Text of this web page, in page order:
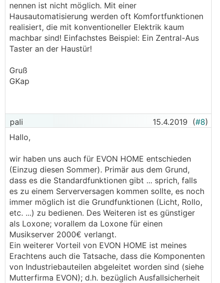
nennen ist nicht möglich. Mit einer
Hausautomatisierung werden oft Komfortfunktionen
realisiert, die mit konventioneller Elektrik kaum
machbar sind! Einfachstes Beispiel: Ein Zentral-Aus
Taster an der Haustür!
Gruß
GKap
pali 15.4.2019 (#8)
Hallo,
wir haben uns auch für EVON HOME entschieden
(Einzug diesen Sommer). Primär aus dem Grund,
dass es die Standardfunktionen gibt ... sprich, falls
es zu einem Serverversagen kommen sollte, es noch
immer möglich ist die Grundfunktionen (Licht, Rollo,
etc. ...) zu bedienen. Des Weiteren ist es günstiger
als Loxone; vorallem da Loxone für einen
Musikserver 2000€ verlangt.
Ein weiterer Vorteil von EVON HOME ist meines
Erachtens auch die Tatsache, dass die Komponenten
von Industriebauteilen abgeleitet worden sind (siehe
Mutterfirma EVON); d.h. bezüglich Ausfallsicherheit